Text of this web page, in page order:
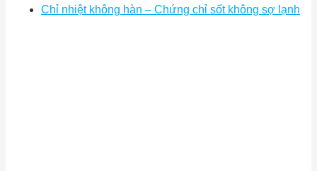
Chỉ nhiệt không hàn – Chứng chỉ sốt không sợ lạnh